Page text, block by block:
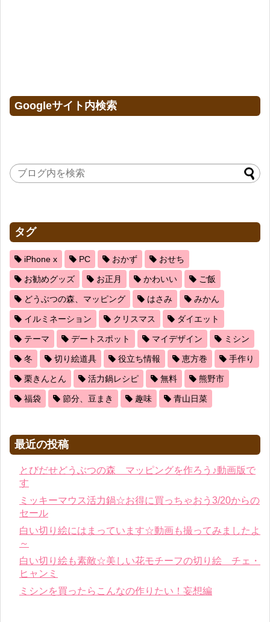
Googleサイト内検索
タグ
iPhone x PC おかず おせち
お勧めグッズ お正月 かわいい ご飯
どうぶつの森、マッピング はさみ みかん
イルミネーション クリスマス ダイエット
テーマ デートスポット マイデザイン ミシン
冬 切り絵道具 役立ち情報 恵方巻 手作り
栗きんとん 活力鍋レシピ 無料 熊野市
福袋 節分、豆まき 趣味 青山日菜
最近の投稿
とびだせどうぶつの森 マッピングを作ろう♪動画版で
す
ミッキーマウス活力鍋☆お得に買っちゃおう3/20からの
セール
白い切り絵にはまっています☆動画も撮ってみましたよ
～
白い切り絵も素敵☆美しい花モチーフの切り絵 チェ・
ヒャンミ
ミシンを買ったらこんなの作りたい！妄想編